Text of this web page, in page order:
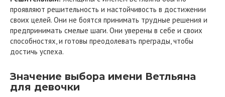
проявляют решительность и настойчивость в достижении
своих целей. Они не боятся принимать трудные решения и
предпринимать смелые шаги. Они уверены в себе и своих
способностях, и готовы преодолевать преграды, чтобы
достичь успеха.
Значение выбора имени Ветльяна
для девочки